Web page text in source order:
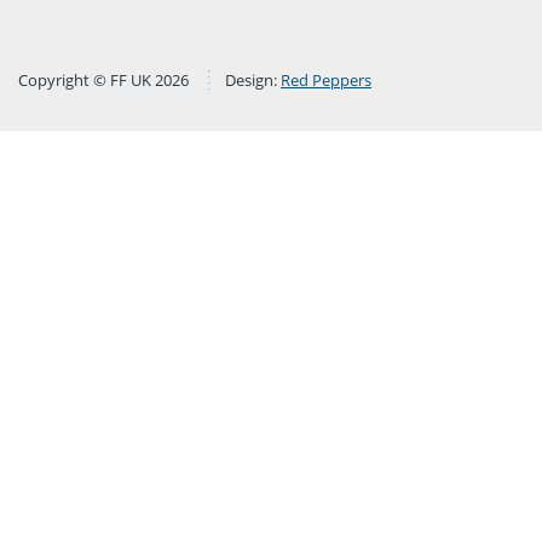
Copyright © FF UK 2026 Design: Red Peppers